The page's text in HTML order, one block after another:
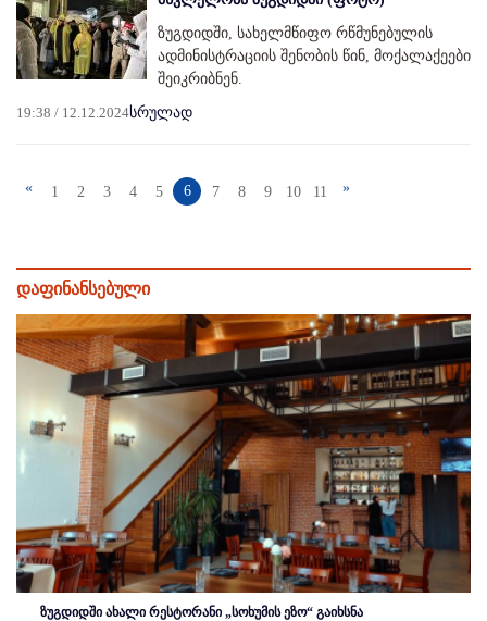
ზუგდიდში, სახელმწიფო რწმუნებულის
ადმინისტრაციის შენობის წინ, მოქალაქეები
შეიკრიბნენ.
19:38 / 12.12.2024სრულად
« 1 2 3 4 5 6 7 8 9 10 11 »
დაფინანსებული
ზუგდიდში ახალი რესტორანი „სოხუმის ეზო“ გაიხსნა